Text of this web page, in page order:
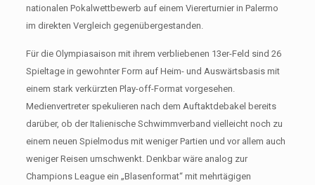
nationalen Pokalwettbewerb auf einem Viererturnier in Palermo
im direkten Vergleich gegenübergestanden.
Für die Olympiasaison mit ihrem verbliebenen 13er-Feld sind 26
Spieltage in gewohnter Form auf Heim- und Auswärtsbasis mit
einem stark verkürzten Play-off-Format vorgesehen.
Medienvertreter spekulieren nach dem Auftaktdebakel bereits
darüber, ob der Italienische Schwimmverband vielleicht noch zu
einem neuen Spielmodus mit weniger Partien und vor allem auch
weniger Reisen umschwenkt. Denkbar wäre analog zur
Champions League ein „Blasenformat“ mit mehrtägigen